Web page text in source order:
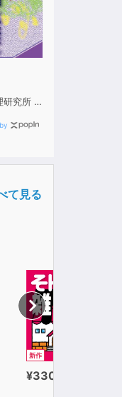
ンナ 顧問 青木幹和
て見る
新作
¥330